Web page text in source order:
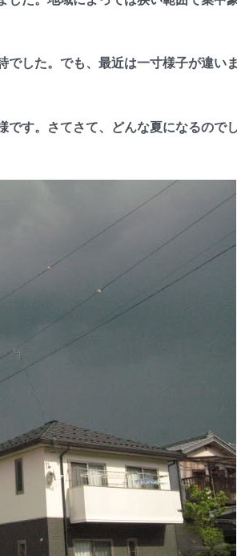
した。でも、最近は一寸様子が違いま
す。さてさて、どんな夏になるので